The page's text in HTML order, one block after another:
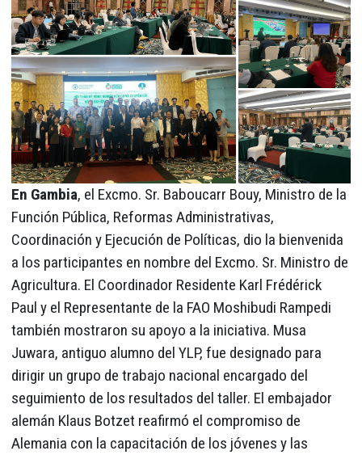
En Gambia, el Excmo. Sr. Baboucarr Bouy, Ministro de la
Función Pública, Reformas Administrativas,
Coordinación y Ejecución de Políticas, dio la bienvenida
a los participantes en nombre del Excmo. Sr. Ministro de
Agricultura. El Coordinador Residente Karl Frédérick
Paul y el Representante de la FAO Moshibudi Rampedi
también mostraron su apoyo a la iniciativa. Musa
Juwara, antiguo alumno del YLP, fue designado para
dirigir un grupo de trabajo nacional encargado del
seguimiento de los resultados del taller. El embajador
alemán Klaus Botzet reafirmó el compromiso de
Alemania con la capacitación de los jóvenes y las